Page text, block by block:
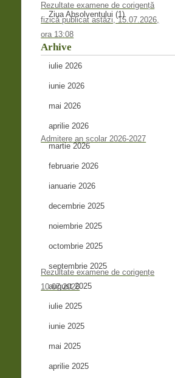
Rezultate examene de corigență
fizică publicat astăzi, 15.07.2026,
ora 13:08
Admitere an școlar 2026-2027
Rezultate examene de corigențe
10.07.2026
Ziua Absolventului (1)
Arhive
iulie 2026
iunie 2026
mai 2026
aprilie 2026
martie 2026
februarie 2026
ianuarie 2026
decembrie 2025
noiembrie 2025
octombrie 2025
septembrie 2025
august 2025
iulie 2025
iunie 2025
mai 2025
aprilie 2025